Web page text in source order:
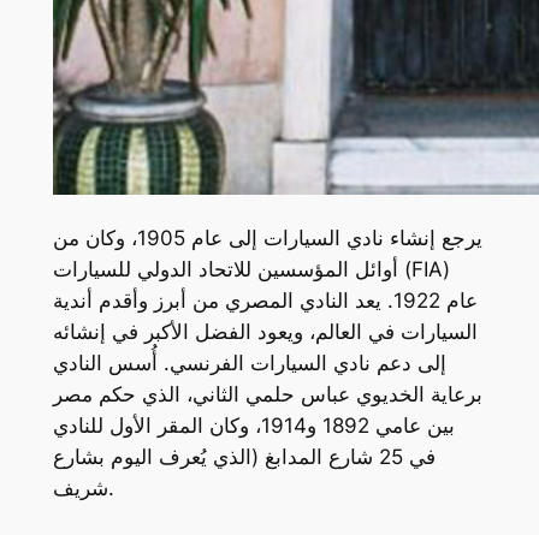
يرجع إنشاء نادي السيارات إلى عام 1905، وكان من
أوائل المؤسسين للاتحاد الدولي للسيارات (FIA)
عام 1922. يعد النادي المصري من أبرز وأقدم أندية
السيارات في العالم، ويعود الفضل الأكبر في إنشائه
إلى دعم نادي السيارات الفرنسي. أُسس النادي
برعاية الخديوي عباس حلمي الثاني، الذي حكم مصر
بين عامي 1892 و1914، وكان المقر الأول للنادي
في 25 شارع المدابغ (الذي يُعرف اليوم بشارع
شريف.